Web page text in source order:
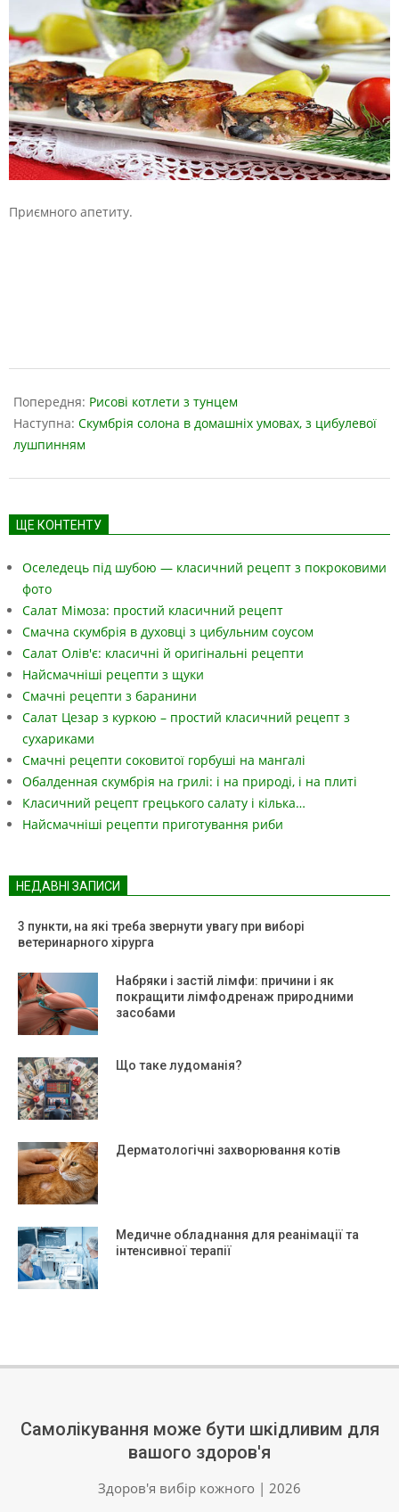
Приємного апетиту.
03-
28
Попередня: Рисові котлети з тунцем
Наступна: Скумбрія солона в домашніх умовах, з цибулевої
лушпинням
ЩЕ КОНТЕНТУ
Оселедець під шубою — класичний рецепт з покроковими
фото
Салат Мімоза: простий класичний рецепт
Смачна скумбрія в духовці з цибульним соусом
Салат Олів'є: класичні й оригінальні рецепти
Найсмачніші рецепти з щуки
Смачні рецепти з баранини
Салат Цезар з куркою – простий класичний рецепт з
сухариками
Смачні рецепти соковитої горбуші на мангалі
Обалденная скумбрія на грилі: і на природі, і на плиті
Класичний рецепт грецького салату і кілька…
Найсмачніші рецепти приготування риби
НЕДАВНІ ЗАПИСИ
3 пункти, на які треба звернути увагу при виборі
ветеринарного хірурга
Набряки і застій лімфи: причини і як
покращити лімфодренаж природними
засобами
Що таке лудоманія?
Дерматологічні захворювання котів
Медичне обладнання для реанімації та
інтенсивної терапії
Самолікування може бути шкідливим для
вашого здоров'я
Здоров'я вибір кожного | 2026